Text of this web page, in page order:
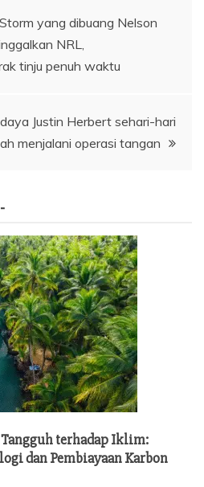
yang dibuang Nelson
NRL,
tinju penuh waktu
Justin Herbert sehari-hari
menjalani operasi tangan
terhadap Iklim:
dan Pembiayaan Karbon